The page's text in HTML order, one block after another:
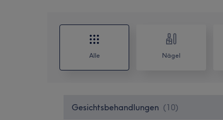
Alle Nägel
Gesichtsbehandlungen (10)